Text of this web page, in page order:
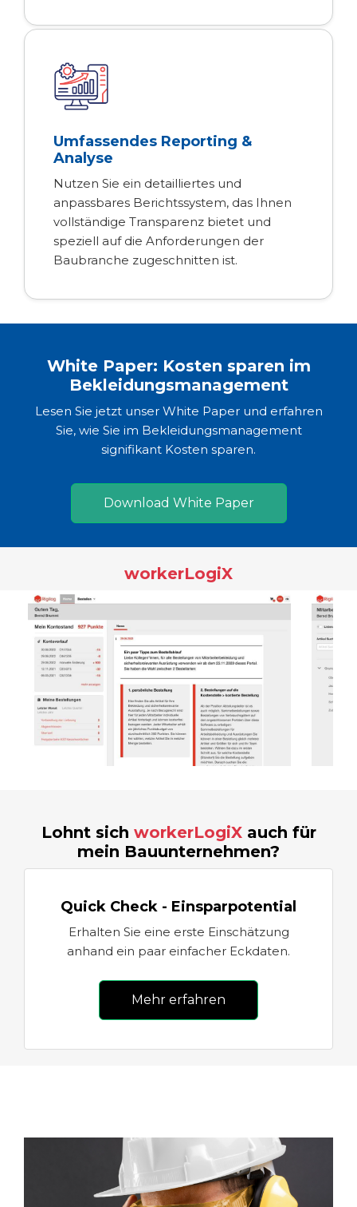
Umfassendes Reporting &
Analyse
Nutzen Sie ein detailliertes und
anpassbares Berichtssystem, das Ihnen
vollständige Transparenz bietet und
speziell auf die Anforderungen der
Baubranche zugeschnitten ist.
White Paper: Kosten sparen im
Bekleidungsmanagement
Lesen Sie jetzt unser White Paper und erfahren
Sie, wie Sie im Bekleidungsmanagement
signifikant Kosten sparen.
Download White Paper
workerLogiX
Lohnt sich workerLogiX auch für
mein Bauunternehmen?
Quick Check - Einsparpotential
Erhalten Sie eine erste Einschätzung
anhand ein paar einfacher Eckdaten.
Mehr erfahren